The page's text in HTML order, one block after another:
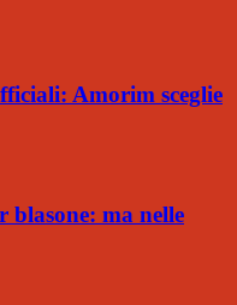
Amorim sceglie
blasone: ma nelle